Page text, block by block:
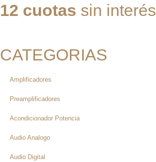
12 cuotas sin interés
CATEGORIAS
Amplificadores
Preamplificadores
Acondicionador Potencia
Audio Analogo
Audio Digital